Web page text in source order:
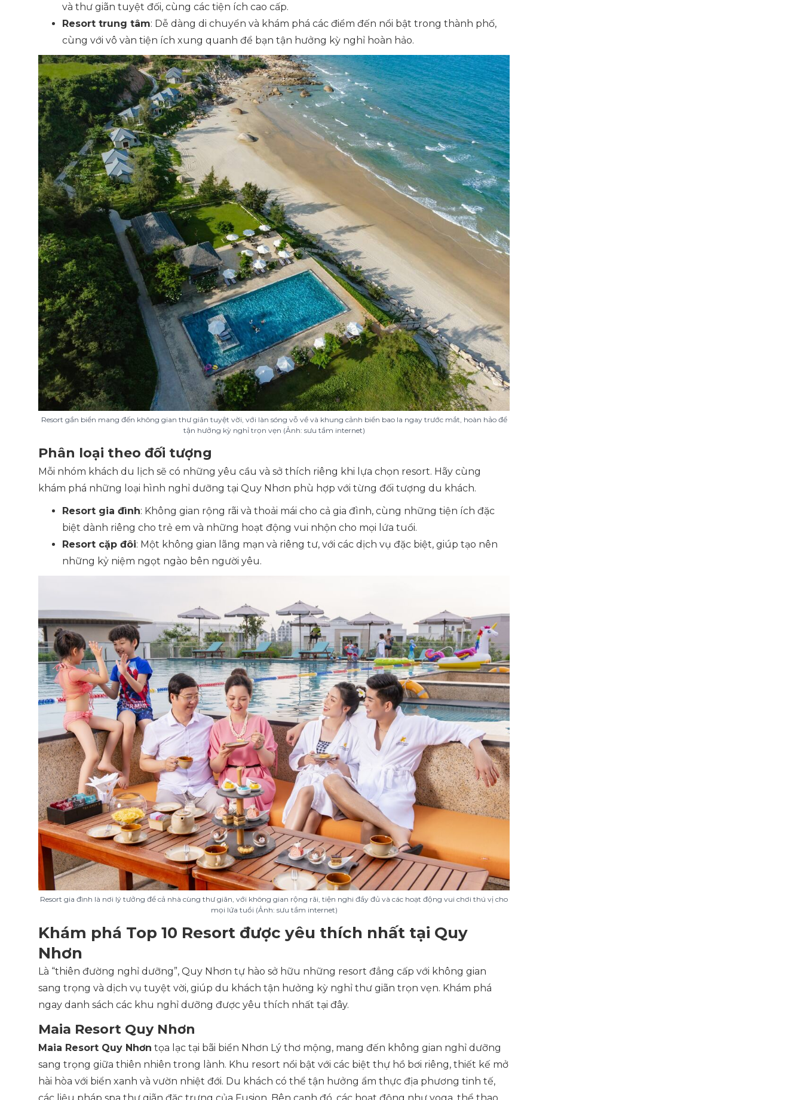
và thư giãn tuyệt đối, cùng các tiện ích cao cấp.
Resort trung tâm: Dễ dàng di chuyển và khám phá các điểm đến nổi bật trong thành phố,
cùng với vô vàn tiện ích xung quanh để bạn tận hưởng kỳ nghỉ hoàn hảo.
Resort gần biển mang đến không gian thư giãn tuyệt vời, với làn sóng vỗ về và khung cảnh biển bao la ngay trước mắt, hoàn hảo để
tận hưởng kỳ nghỉ trọn vẹn (Ảnh: sưu tầm internet)
Phân loại theo đối tượng
Mỗi nhóm khách du lịch sẽ có những yêu cầu và sở thích riêng khi lựa chọn resort. Hãy cùng
khám phá những loại hình nghỉ dưỡng tại Quy Nhơn phù hợp với từng đối tượng du khách.
Resort gia đình: Không gian rộng rãi và thoải mái cho cả gia đình, cùng những tiện ích đặc
biệt dành riêng cho trẻ em và những hoạt động vui nhộn cho mọi lứa tuổi.
Resort cặp đôi: Một không gian lãng mạn và riêng tư, với các dịch vụ đặc biệt, giúp tạo nên
những kỷ niệm ngọt ngào bên người yêu.
Resort gia đình là nơi lý tưởng để cả nhà cùng thư giãn, với không gian rộng rãi, tiện nghi đầy đủ và các hoạt động vui chơi thú vị cho
mọi lứa tuổi (Ảnh: sưu tầm internet)
Khám phá Top 10 Resort được yêu thích nhất tại Quy
Nhơn
Là “thiên đường nghỉ dưỡng”, Quy Nhơn tự hào sở hữu những resort đẳng cấp với không gian
sang trọng và dịch vụ tuyệt vời, giúp du khách tận hưởng kỳ nghỉ thư giãn trọn vẹn. Khám phá
ngay danh sách các khu nghỉ dưỡng được yêu thích nhất tại đây.
Maia Resort Quy Nhơn
Maia Resort Quy Nhơn tọa lạc tại bãi biển Nhơn Lý thơ mộng, mang đến không gian nghỉ dưỡng
sang trọng giữa thiên nhiên trong lành. Khu resort nổi bật với các biệt thự hồ bơi riêng, thiết kế mở
hài hòa với biển xanh và vườn nhiệt đới. Du khách có thể tận hưởng ẩm thực địa phương tinh tế,